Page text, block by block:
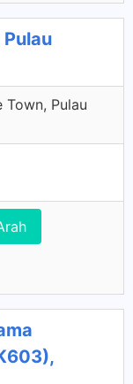
Pulau
Town, Pulau